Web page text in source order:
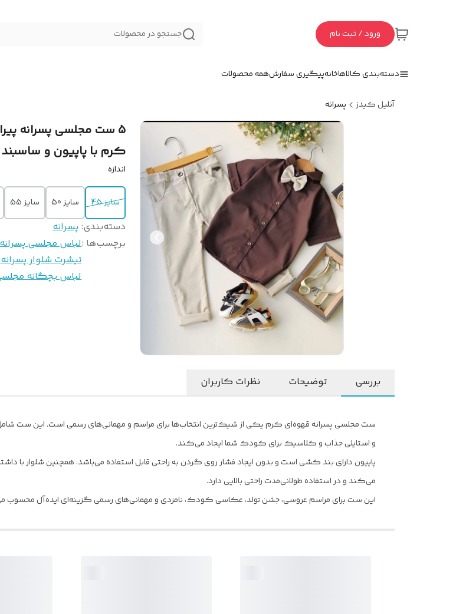
ورود / ثبت نام جستجو در محصولات
دسته‌بندی کالاهاخانهپیگیری سفارشهمه محصولات
آنلیل کیدز پسرانه
5 ست مجلسی پسرانه
کرم با پاپیون و ساسبند
اندازه
سایز 45 سایز 50 سایز 55
دسته‌بندی:پسرانه
برچسب‌ها :لباس مجلسی پسرانه
تیشرت شلوار پسرانه
لباس بچگانه
بررسی توضیحات نظرات کاربران
ست مجلسی پسرانه قهوه‌ای کرم یکی از شیک‌ترین انتخاب‌ها برای مراسم و مهمانی‌های رسمی است. این ست
و استایلی جذاب و کلاسیک برای کودک شما ایجاد می‌کند.
پاپیون دارای بند کشی است و بدون ایجاد فشار روی گردن به راحتی قابل استفاده می‌باشد. همچنین شلوار
می‌کند و در استفاده طولانی‌مدت راحتی بالایی دارد.
این ست برای مراسم عروسی، جشن تولد، عکاسی کودک، نامزدی و مهمانی‌های رسمی گزینه‌ای ایده‌آل محسوب